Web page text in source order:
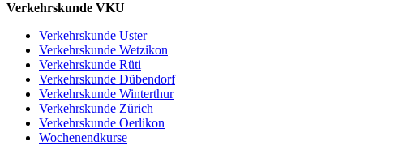
Verkehrskunde VKU
Verkehrskunde Uster
Verkehrskunde Wetzikon
Verkehrskunde Rüti
Verkehrskunde Dübendorf
Verkehrskunde Winterthur
Verkehrskunde Zürich
Verkehrskunde Oerlikon
Wochenendkurse